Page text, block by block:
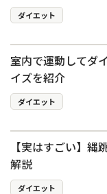
ダイエット
室内で運動してダ
イズを紹介
ダイエット
【実はすごい】
解説
ダイエット